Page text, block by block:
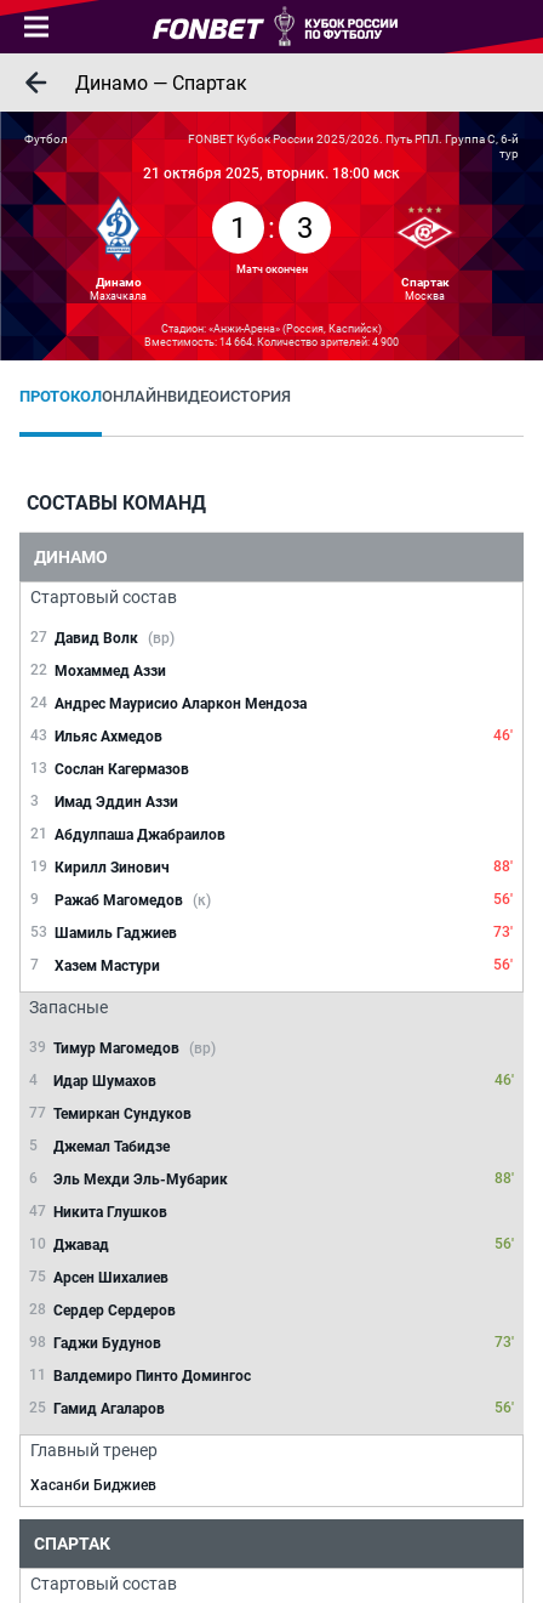
Динамо — Спартак
Футбол
21 октября 2025, вторник. 18:00 мск
FONBET Кубок России 2025/2026. Путь РПЛ. Группа C, 6-й
тур
Динамо
Махачкала
1 : 3
Матч окончен
Спартак
Москва
Стадион: «Анжи-Арена» (Россия, Каспийск)
Вместимость: 14 664. Количество зрителей: 4 900
ПРОТОКОЛОНЛАЙНВИДЕОИСТОРИЯ
СОСТАВЫ КОМАНД
ДИНАМО
Стартовый состав
27 Давид Волк (вр)
22 Мохаммед Аззи
24 Андрес Маурисио Аларкон Мендоза
43 Ильяс Ахмедов
46'
13 Сослан Кагермазов
3
Имад Эддин Аззи
21
Абдулпаша Джабраилов
19 Кирилл Зинович
88'
9
Ражаб Магомедов (к)
56'
53 Шамиль Гаджиев
73'
7
Хазем Мастури 56'
Запасные
39 Тимур Магомедов
(вр)
4
Идар Шумахов
46'
77 Темиркан Сундуков
5
Джемал Табидзе
6
Эль Мехди Эль-Мубарик
88'
47 Никита Глушков
10 Джавад
56'
75 Арсен Шихалиев
28 Сердер Сердеров
98 Гаджи Будунов
73'
11
Валдемиро Пинто Домингос
25 Гамид Агаларов 56'
Главный тренер
Хасанби Биджиев
СПАРТАК
Стартовый состав